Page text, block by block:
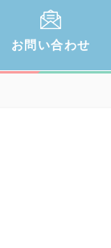
お問い合わせ